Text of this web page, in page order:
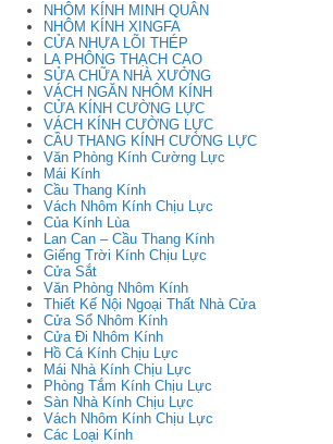
NHÔM KÍNH MINH QUÂN
NHÔM KÍNH XINGFA
CỬA NHỰA LÕI THÉP
LA PHÔNG THẠCH CAO
SỬA CHỮA NHÀ XƯỞNG
VÁCH NGĂN NHÔM KÍNH
CỬA KÍNH CƯỜNG LỰC
VÁCH KÍNH CƯỜNG LỰC
CẦU THANG KÍNH CƯỜNG LỰC
Văn Phòng Kính Cường Lực
Mái Kính
Cầu Thang Kính
Vách Nhôm Kính Chịu Lực
Của Kính Lùa
Lan Can – Cầu Thang Kính
Giếng Trời Kính Chịu Lực
Cửa Sắt
Văn Phòng Nhôm Kính
Thiết Kế Nội Ngoại Thất Nhà Cửa
Cửa Sổ Nhôm Kính
Cửa Đi Nhôm Kính
Hồ Cá Kính Chịu Lực
Mái Nhà Kính Chịu Lực
Phòng Tắm Kính Chịu Lực
Sàn Nhà Kính Chịu Lực
Vách Nhôm Kính Chịu Lực
Các Loại Kính